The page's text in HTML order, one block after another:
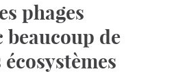
phages
beaucoup de